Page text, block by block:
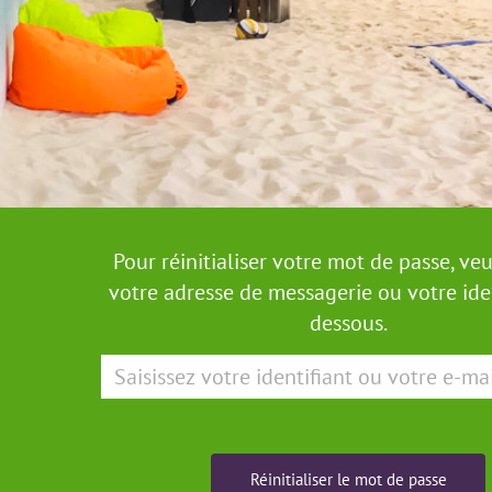
Pour réinitialiser votre mot de passe,
votre adresse de messagerie ou votre
dessous.